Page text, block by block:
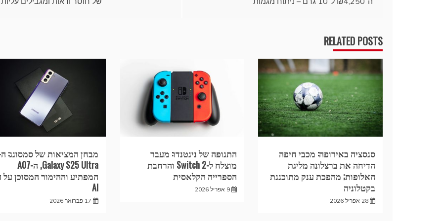
RELATED POSTS
סנסציה באירופה: מכבי חיפה
הדיחה את ברצלונה מליגת
האלופות; מהפכת ענק מתוכננת
בקטלוניה
28 אפריל 2026
התנופה של נינטנדו: מעבר
מוצלח ל-Switch 2 והרחבת
הספרייה הקלאסית
9 אפריל 2026
מבחן המציאות של סמסונג:
Galaxy S25 Ultra, ה-A07
המפתיע וההימור המסוכן על
AI
17 פברואר 2026